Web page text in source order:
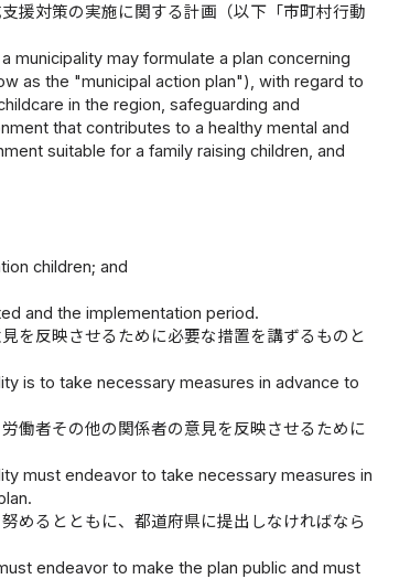
援対策の実施に関する計画（以下「市町村行動
municipality may formulate a plan concerning
as the "municipal action plan"), with regard to
in the region, safeguarding and
that contributes to a healthy mental and
suitable for a family raising children, and
children; and
and the implementation period.
を反映させるために必要な措置を講ずるものと
is to take necessary measures in advance to
働者その他の関係者の意見を反映させるために
must endeavor to take necessary measures in
めるとともに、都道府県に提出しなければなら
endeavor to make the plan public and must